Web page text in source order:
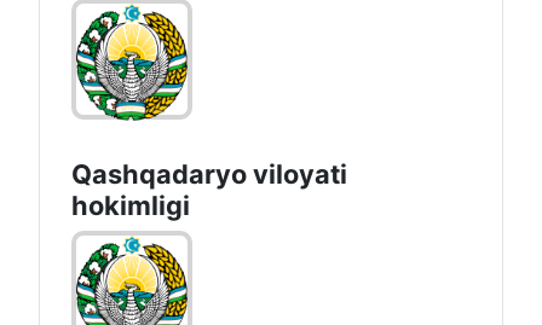
Qashqadaryo viloyati
hоkimligi